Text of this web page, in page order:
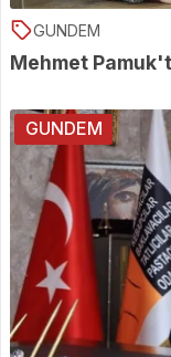
GUNDEM
Mehmet
GUNDEM